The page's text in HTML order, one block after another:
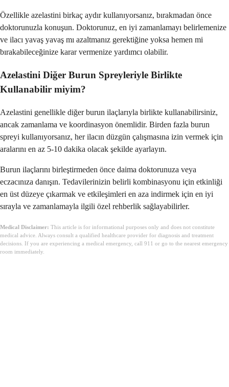
Özellikle azelastini birkaç aydır kullanıyorsanız, bırakmadan önce
doktorunuzla konuşun. Doktorunuz, en iyi zamanlamayı belirlemenize
ve ilacı yavaş yavaş mı azaltmanız gerektiğine yoksa hemen mi
bırakabileceğinize karar vermenize yardımcı olabilir.
Azelastini Diğer Burun Spreyleriyle Birlikte
Kullanabilir miyim?
Azelastini genellikle diğer burun ilaçlarıyla birlikte kullanabilirsiniz,
ancak zamanlama ve koordinasyon önemlidir. Birden fazla burun
spreyi kullanıyorsanız, her ilacın düzgün çalışmasına izin vermek için
aralarını en az 5-10 dakika olacak şekilde ayarlayın.
Burun ilaçlarını birleştirmeden önce daima doktorunuza veya
eczacınıza danışın. Tedavilerinizin belirli kombinasyonu için etkinliği
en üst düzeye çıkarmak ve etkileşimleri en aza indirmek için en iyi
sırayla ve zamanlamayla ilgili özel rehberlik sağlayabilirler.
Medical Disclaimer: This article is for informational purposes only and does not constitute
medical advice. Always consult a qualified healthcare provider for diagnosis and treatment
decisions. If you are experiencing a medical emergency, call 911 or go to the nearest emergency
room immediately.